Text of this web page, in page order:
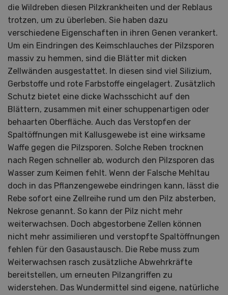
die Wildreben diesen Pilzkrankheiten und der Reblaus
trotzen, um zu überleben. Sie haben dazu
verschiedene Eigenschaften in ihren Genen verankert.
Um ein Eindringen des Keimschlauches der Pilzsporen
massiv zu hemmen, sind die Blätter mit dicken
Zellwänden ausgestattet. In diesen sind viel Silizium,
Gerbstoffe und rote Farbstoffe eingelagert. Zusätzlich
Schutz bietet eine dicke Wachsschicht auf den
Blättern, zusammen mit einer schuppenartigen oder
behaarten Oberfläche. Auch das Verstopfen der
Spaltöffnungen mit Kallusgewebe ist eine wirksame
Waffe gegen die Pilzsporen. Solche Reben trocknen
nach Regen schneller ab, wodurch den Pilzsporen das
Wasser zum Keimen fehlt. Wenn der Falsche Mehltau
doch in das Pflanzengewebe eindringen kann, lässt die
Rebe sofort eine Zellreihe rund um den Pilz absterben,
Nekrose genannt. So kann der Pilz nicht mehr
weiterwachsen. Doch abgestorbene Zellen können
nicht mehr assimilieren und verstopfte Spaltöffnungen
fehlen für den Gasaustausch. Die Rebe muss zum
Weiterwachsen rasch zusätzliche Abwehrkräfte
bereitstellen, um erneuten Pilzangriffen zu
widerstehen. Das Wundermittel sind eigene, natürliche